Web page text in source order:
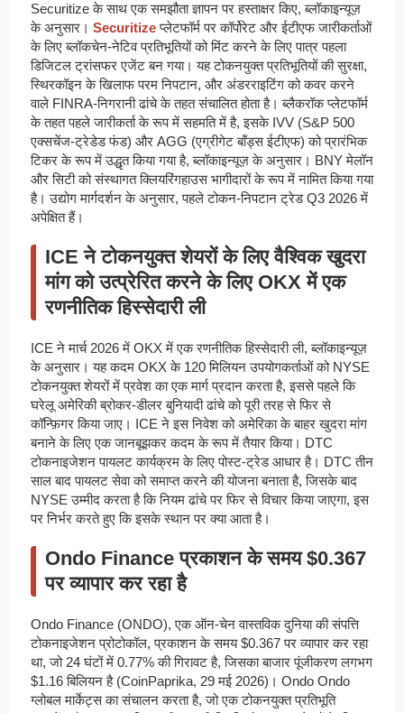
Securitize के साथ एक समझौता ज्ञापन पर हस्ताक्षर किए, ब्लॉकाइन्यूज़
के अनुसार। Securitizeप्लेटफॉर्म पर कॉर्पोरेट और ईटीएफ जारीकर्ताओं
के लिए ब्लॉकचेन-नेटिव प्रतिभूतियों को मिंट करने के लिए पात्र पहला
डिजिटल ट्रांसफर एजेंट बन गया। यह टोकनयुक्त प्रतिभूतियों की सुरक्षा,
स्थिरकॉइन के खिलाफ परम निपटान, और अंडरराइटिंग को कवर करने
वाले FINRA-निगरानी ढांचे के तहत संचालित होता है। ब्लैकरॉक प्लेटफॉर्म
के तहत पहले जारीकर्ता के रूप में सहमति में है, इसके IVV (S&P 500
एक्सचेंज-ट्रेडेड फंड) और AGG (एग्रीगेट बॉंड्स ईटीएफ) को प्रारंभिक
टिकर के रूप में उद्धृत किया गया है, ब्लॉकाइन्यूज़ के अनुसार। BNY मेलॉन
और सिटी को संस्थागत क्लियरिंगहाउस भागीदारों के रूप में नामित किया गया
है। उद्योग मार्गदर्शन के अनुसार, पहले टोकन-निपटान ट्रेड Q3 2026 में
अपेक्षित हैं।
ICE ने टोकनयुक्त शेयरों के लिए वैश्विक खुदरा
मांग को उत्प्रेरित करने के लिए OKX में एक
रणनीतिक हिस्सेदारी ली
ICE ने मार्च 2026 में OKX में एक रणनीतिक हिस्सेदारी ली, ब्लॉकाइन्यूज़
के अनुसार। यह कदम OKX के 120 मिलियन उपयोगकर्ताओं को NYSE
टोकनयुक्त शेयरों में प्रवेश का एक मार्ग प्रदान करता है, इससे पहले कि
घरेलू अमेरिकी ब्रोकर-डीलर बुनियादी ढांचे को पूरी तरह से फिर से
कॉन्फ़िगर किया जाए। ICE ने इस निवेश को अमेरिका के बाहर खुदरा मांग
बनाने के लिए एक जानबूझकर कदम के रूप में तैयार किया। DTC
टोकनाइजेशन पायलट कार्यक्रम के लिए पोस्ट-ट्रेड आधार है। DTC तीन
साल बाद पायलट सेवा को समाप्त करने की योजना बनाता है, जिसके बाद
NYSE उम्मीद करता है कि नियम ढांचे पर फिर से विचार किया जाएगा, इस
पर निर्भर करते हुए कि इसके स्थान पर क्या आता है।
Ondo Finance प्रकाशन के समय $0.367
पर व्यापार कर रहा है
Ondo Finance (ONDO), एक ऑन-चेन वास्तविक दुनिया की संपत्ति
टोकनाइजेशन प्रोटोकॉल, प्रकाशन के समय $0.367 पर व्यापार कर रहा
था, जो 24 घंटों में 0.77% की गिरावट है, जिसका बाजार पूंजीकरण लगभग
$1.16 बिलियन है (CoinPaprika, 29 मई 2026)। Ondo Ondo
ग्लोबल मार्केट्स का संचालन करता है, जो एक टोकनयुक्त प्रतिभूति